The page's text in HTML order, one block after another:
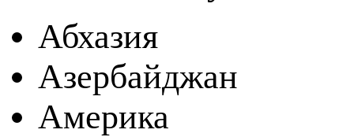
Абхазия
Азербайджан
Америка